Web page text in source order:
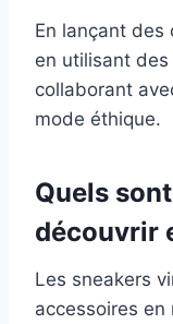
En lançant des
en utilisant
collaborant
mode éthique.
Quels
découvrir
Les sneakers
accessoires